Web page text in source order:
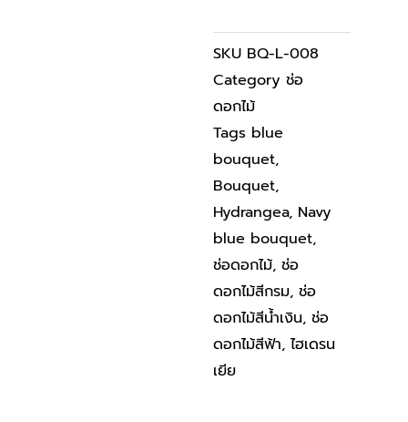
SKU BQ-L-008
Category ช่อ
ดอกไม้
Tags blue
bouquet,
Bouquet,
Hydrangea, Navy
blue bouquet,
ช่อดอกไม้, ช่อ
ดอกไม้สีกรม, ช่อ
ดอกไม้สีน้ำเงิน, ช่อ
ดอกไม้สีฟ้า, ไฮเดรน
เยีย